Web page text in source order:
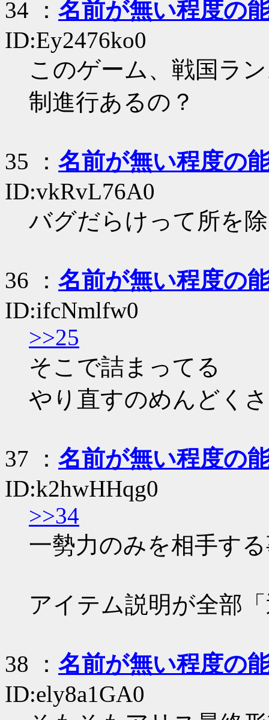
34 ： 名前が無い程度の
ID:Ey2476ko0
このゲーム、戦国ラ
制進行あるの？
35 ： 名前が無い程度の
ID:vkRvL76A0
バグだらけって所を
36 ： 名前が無い程度の
ID:ifcNmlfw0
>>25
そこで詰まってる
やり直すのめんどく
37 ： 名前が無い程度の
ID:k2hwHHqg0
>>34
一勢力のみを相手す
アイテム説明が全部
38 ： 名前が無い程度の
ID:ely8a1GA0